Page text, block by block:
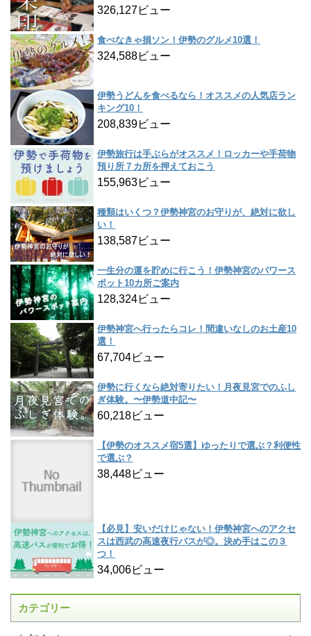
326,127ビュー
食べなきゃ損ソン！伊勢のグルメ10選！
324,588ビュー
伊勢うどんを食べるなら！オススメの人気店ラン
キング10！
208,839ビュー
伊勢旅行は手ぶらがオススメ！ロッカーや手荷物
預り所７カ所を押えておこう
155,963ビュー
種類はいくつ？伊勢神宮のお守りが、絶対に欲し
い！
138,587ビュー
一生分の運を貯めに行こう！伊勢神宮のパワース
ポット10カ所ご案内
128,324ビュー
伊勢神宮へ行ったらコレ！間違いなしのお土産10
選！
67,704ビュー
伊勢に行くなら絶対寄りたい！月夜見宮でのふし
ぎ体験。〜伊勢道中記〜
60,218ビュー
【伊勢のオススメ宿5選】ゆったりで選ぶ？利便性
で選ぶ？
38,448ビュー
【必見】安いだけじゃない！伊勢神宮へのアクセ
スは西武の高速夜行バスが◎。決め手はこの３
つ！
34,006ビュー
カテゴリー